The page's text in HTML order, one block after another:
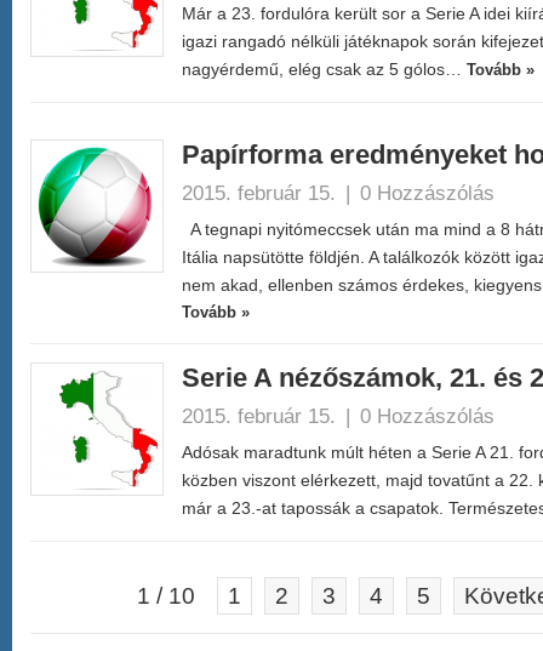
Már a 23. fordulóra került sor a Serie A idei
igazi rangadó nélküli játéknapok során
nagyérdemű, elég csak az 5 gólos… Tovább »
Papírforma eredményeket
2015. február 15. | 0 Hozzászólás
A tegnapi nyitómeccsek után ma mind a 8
Itália napsütötte földjén. A találkozók között
nem akad, ellenben számos érdekes,
Tovább »
Serie A nézőszámok, 21. és
2015. február 15. | 0 Hozzászólás
Adósak maradtunk múlt héten a Serie A 21.
közben viszont elérkezett, majd tovatűnt a 22.
már a 23.-at tapossák a csapatok.
1 / 10 1 2 3 4 5